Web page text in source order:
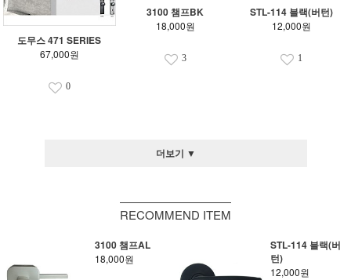
도무스 471 SERIES
67,000원
0
3100 챔프BK
18,000원
3
STL-114 블랙(버턴)
12,000원
1
더보기 ▼
RECOMMEND ITEM
3100 챔프AL
18,000원
STL-114 블랙(버
턴)
12,000원